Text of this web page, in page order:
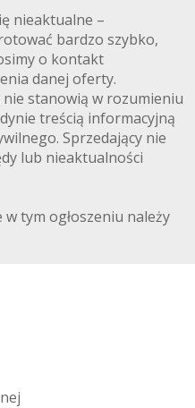
nieaktualne –
bardzo szybko,
o kontakt
danej oferty.
stanowią w rozumieniu
treścią informacyjną
Sprzedający nie
lub nieaktualności
tym ogłoszeniu należy
nej